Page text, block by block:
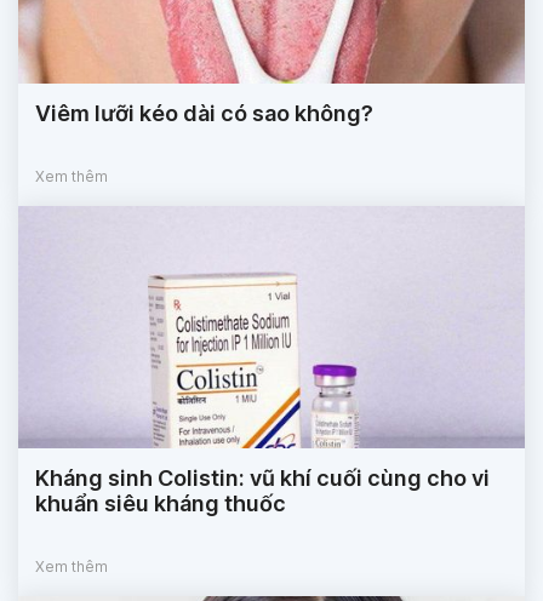
Viêm lưỡi kéo dài có sao không?
Xem thêm
Kháng sinh Colistin: vũ khí cuối cùng cho vi
khuẩn siêu kháng thuốc
Xem thêm